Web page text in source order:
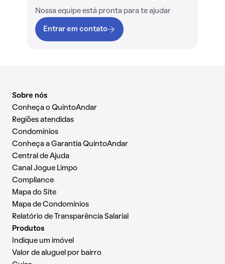
Nossa equipe está pronta para te ajudar
Entrar em contato
Sobre nós
Conheça o QuintoAndar
Regiões atendidas
Condomínios
Conheça a Garantia QuintoAndar
Central de Ajuda
Canal Jogue Limpo
Compliance
Mapa do Site
Mapa de Condomínios
Relatório de Transparência Salarial
Produtos
Indique um imóvel
Valor de aluguel por bairro